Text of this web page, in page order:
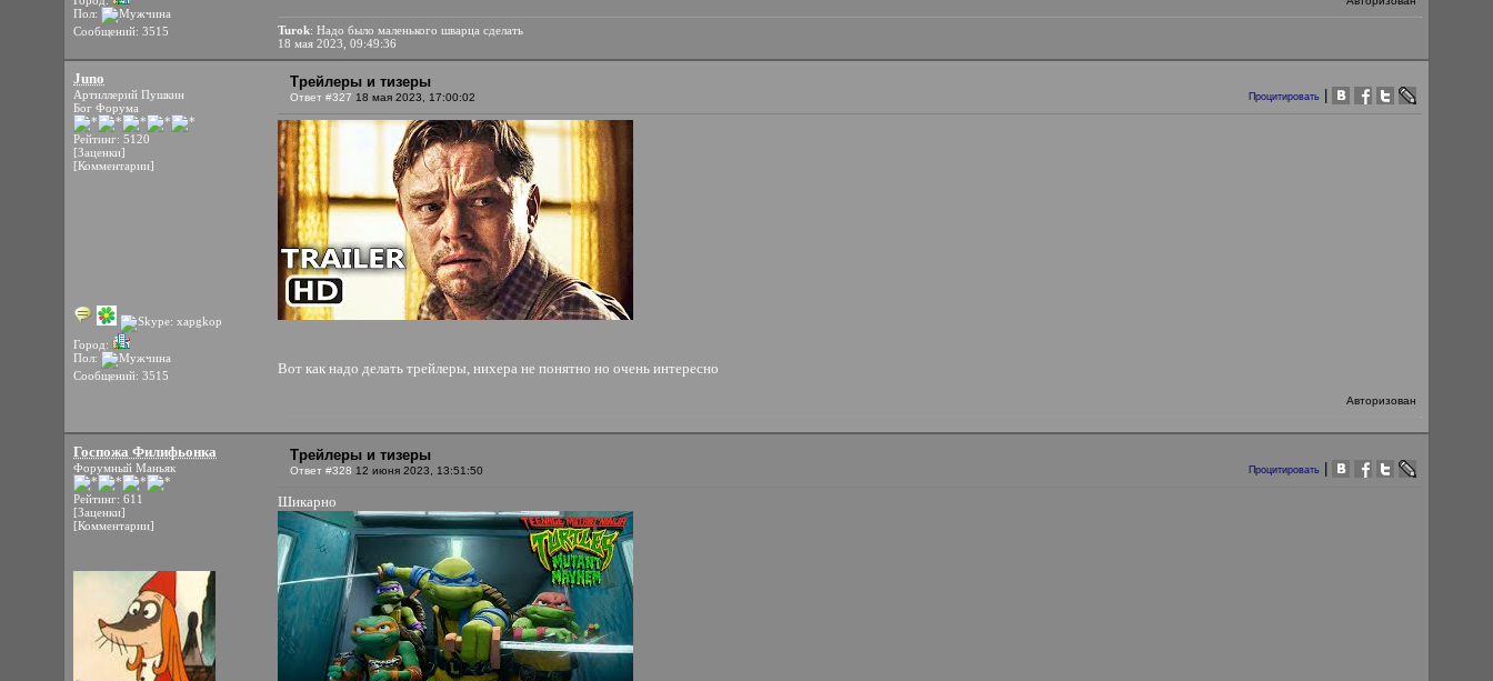
Пол:
Сообщений: 3515
Turok: Надо было маленького шварца сделать
18 мая 2023, 09:49:36
Juno
Артиллерий Пушкин
Бог Форума
Рейтинг: 5120
[Заценки]
[Комментарии]
Город:
Пол:
Сообщений: 3515
Трейлеры и тизеры
Ответ #327 18 мая 2023, 17:00:02 Процитировать
Вот как надо делать трейлеры, нихера не понятно но очень интересно
Авторизован
Госпожа Филифьонка
Форумный Маньяк
Рейтинг: 611
[Заценки]
[Комментарии]
Трейлеры и тизеры
Ответ #328 12 июня 2023, 13:51:50 Процитировать
Шикарно